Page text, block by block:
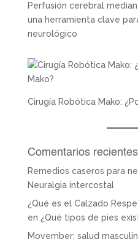
Perfusión cerebral
una herramienta clave
neurológico
Cirugía Robótica Mako:
Comentarios recientes
Remedios caseros para
Neuralgia intercostal
¿Qué es el Calzado
en ¿Qué tipos de pies
Movember: salud